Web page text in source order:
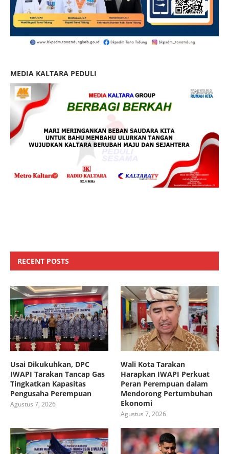
MEDIA KALTARA PEDULI
RECENT POSTS
Usai Dikukuhkan, DPC
IWAPI Tarakan Tancap Gas
Tingkatkan Kapasitas
Pengusaha Perempuan
Agustus 7, 2026
Wali Kota Tarakan
Harapkan IWAPI Perkuat
Peran Perempuan dalam
Mendorong Pertumbuhan
Ekonomi
Agustus 7, 2026